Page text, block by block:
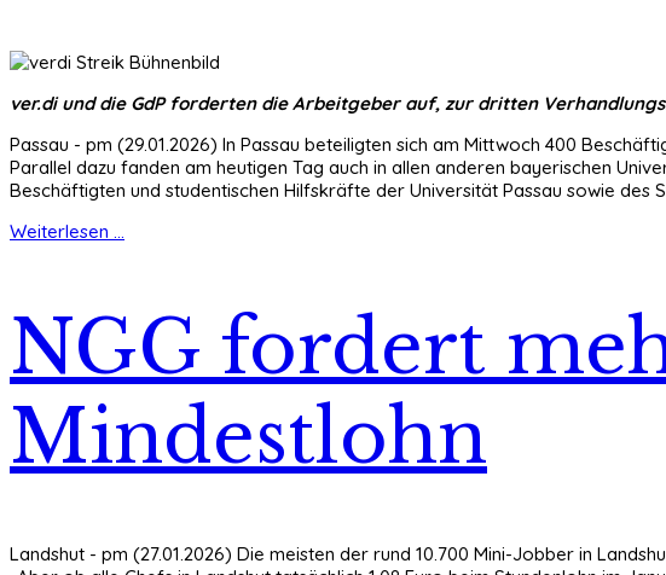
ver.di und die GdP forderten die Arbeitgeber auf, zur dritten
Passau - pm (29.01.2026) In Passau beteiligten sich am Mittwoch 400
Parallel dazu fanden am heutigen Tag auch in allen anderen bayerischen
Beschäftigten und studentischen Hilfskräfte der Universität Passau sowie
Weiterlesen ...
NGG fordert
Mindestlohn
Landshut - pm (27.01.2026) Die meisten der rund 10.700 Mini-Jobber in